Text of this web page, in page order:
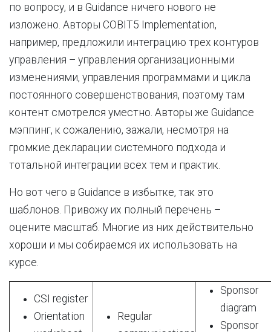
по вопросу, и в Guidance ничего нового не
изложено. Авторы COBIT5 Implementation,
например, предложили интеграцию трех контуров
управления – управления организационными
изменениями, управления программами и цикла
постоянного совершенствования, поэтому там
контент смотрелся уместно. Авторы же Guidance
мэппинг, к сожалению, зажали, несмотря на
громкие декларации системного подхода и
тотальной интеграции всех тем и практик.
Но вот чего в Guidance в избытке, так это
шаблонов. Привожу их полный перечень –
оцените масштаб. Многие из них действительно
хороши и мы собираемся их использовать на
курсе.
CSI register
Orientation
Regular
Sponsor
diagram
Sponsor